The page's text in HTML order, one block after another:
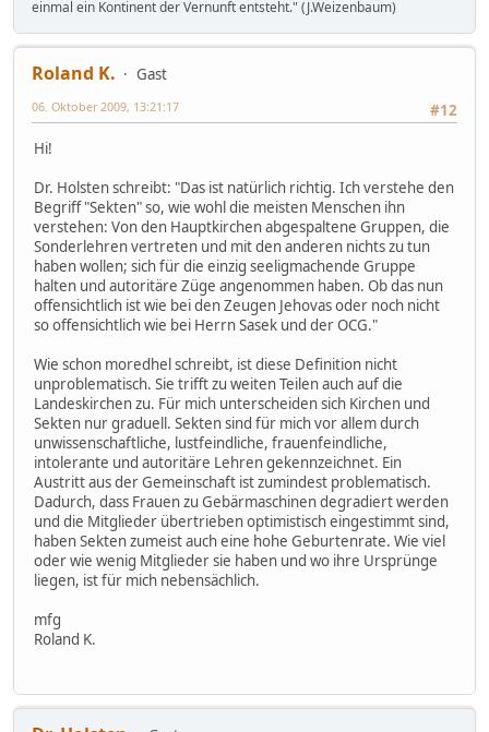
einmal ein Kontinent der Vernunft entsteht." (J.Weizenbaum)
Roland K.
Gast
#12
06. Oktober 2009, 13:21:17
Hi!
Dr. Holsten schreibt: "Das ist natürlich richtig. Ich verstehe den
Begriff "Sekten" so, wie wohl die meisten Menschen ihn
verstehen: Von den Hauptkirchen abgespaltene Gruppen, die
Sonderlehren vertreten und mit den anderen nichts zu tun
haben wollen; sich für die einzig seeligmachende Gruppe
halten und autoritäre Züge angenommen haben. Ob das nun
offensichtlich ist wie bei den Zeugen Jehovas oder noch nicht
so offensichtlich wie bei Herrn Sasek und der OCG."
Wie schon moredhel schreibt, ist diese Definition nicht
unproblematisch. Sie trifft zu weiten Teilen auch auf die
Landeskirchen zu. Für mich unterscheiden sich Kirchen und
Sekten nur graduell. Sekten sind für mich vor allem durch
unwissenschaftliche, lustfeindliche, frauenfeindliche,
intolerante und autoritäre Lehren gekennzeichnet. Ein
Austritt aus der Gemeinschaft ist zumindest problematisch.
Dadurch, dass Frauen zu Gebärmaschinen degradiert werden
und die Mitglieder übertrieben optimistisch eingestimmt sind,
haben Sekten zumeist auch eine hohe Geburtenrate. Wie viel
oder wie wenig Mitglieder sie haben und wo ihre Ursprünge
liegen, ist für mich nebensächlich.
mfg
Roland K.